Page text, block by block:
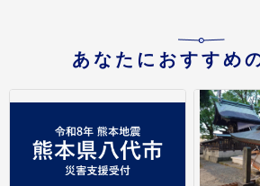
あなたにおすすめ